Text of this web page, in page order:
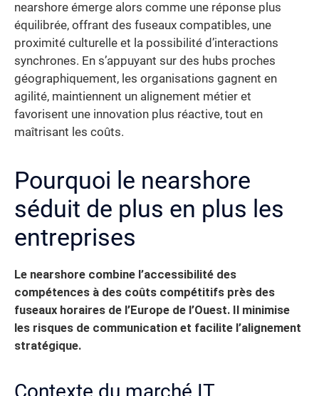
nearshore émerge alors comme une réponse plus
équilibrée, offrant des fuseaux compatibles, une
proximité culturelle et la possibilité d’interactions
synchrones. En s’appuyant sur des hubs proches
géographiquement, les organisations gagnent en
agilité, maintiennent un alignement métier et
favorisent une innovation plus réactive, tout en
maîtrisant les coûts.
Pourquoi le nearshore
séduit de plus en plus les
entreprises
Le nearshore combine l’accessibilité des
compétences à des coûts compétitifs près des
fuseaux horaires de l’Europe de l’Ouest. Il minimise
les risques de communication et facilite l’alignement
stratégique.